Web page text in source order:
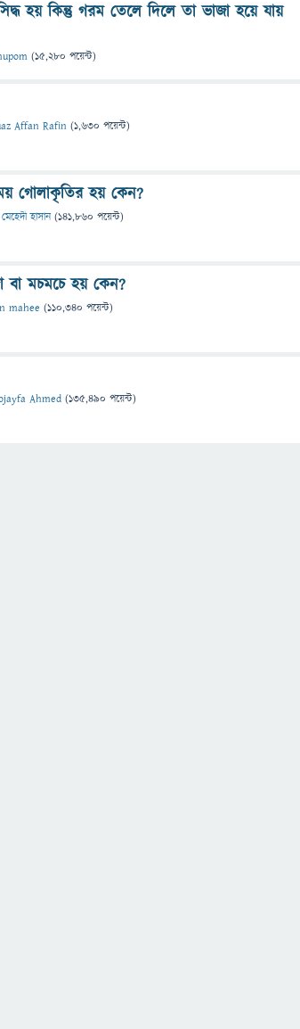
হয় কিন্তু গরম তেলে দিলে তা ভাজা হয়ে যায়
(15,280 পয়েন্ট)
Affan Rafin (1,630 পয়েন্ট)
গোলাকৃতির হয় কেন?
মেহেদী হাসান (141,860 পয়েন্ট)
বা মচমচে হয় কেন?
mahee (110,340 পয়েন্ট)
Ahmed (135,490 পয়েন্ট)